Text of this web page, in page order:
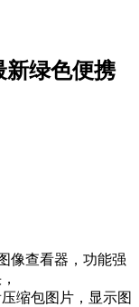
新绿色便携
像查看器，功能强
缩包图片，显示图